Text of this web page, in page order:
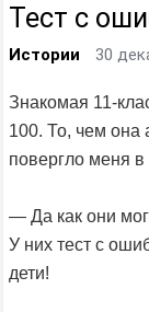
Тест с
Истории 30
Знакомая 11-
100. То, чем она
повергло меня в
— Да как они
У них тест с
дети!